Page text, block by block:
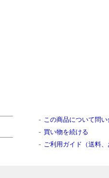
この商品について問
買い物を続ける
ご利用ガイド（送料、